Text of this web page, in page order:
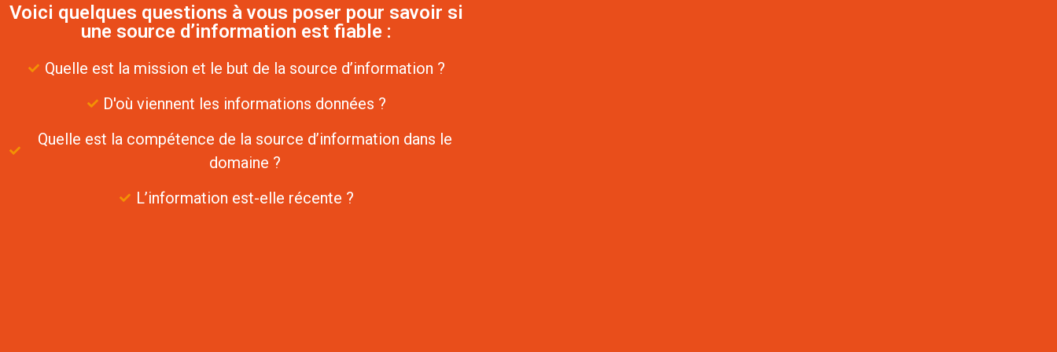
Voici quelques questions à vous poser pour savoir si
une source d’information est fiable :
Quelle est la mission et le but de la source d’information ?
D'où viennent les informations données ?
Quelle est la compétence de la source d’information dans le
domaine ?
L’information est-elle récente ?